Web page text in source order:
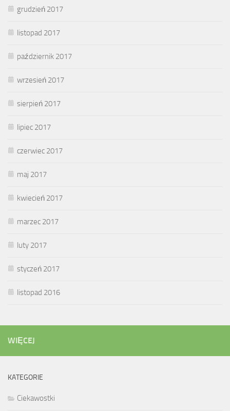
grudzień 2017
listopad 2017
październik 2017
wrzesień 2017
sierpień 2017
lipiec 2017
czerwiec 2017
maj 2017
kwiecień 2017
marzec 2017
luty 2017
styczeń 2017
listopad 2016
WIĘCEJ
KATEGORIE
Ciekawostki